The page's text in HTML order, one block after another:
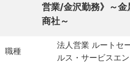
営業/金沢勤務》～金
商社～
職種
法人営業 ルートセ
ルス・サービスエ